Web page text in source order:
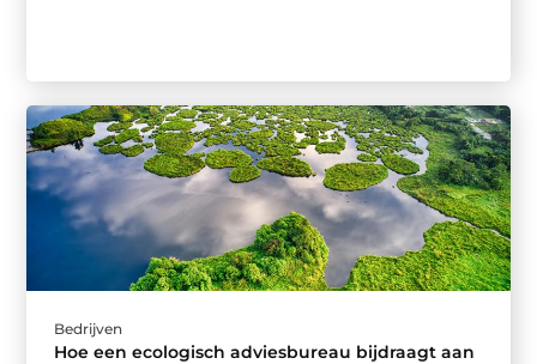
Bedrijven
Hoe een ecologisch adviesbureau bijdraagt aan